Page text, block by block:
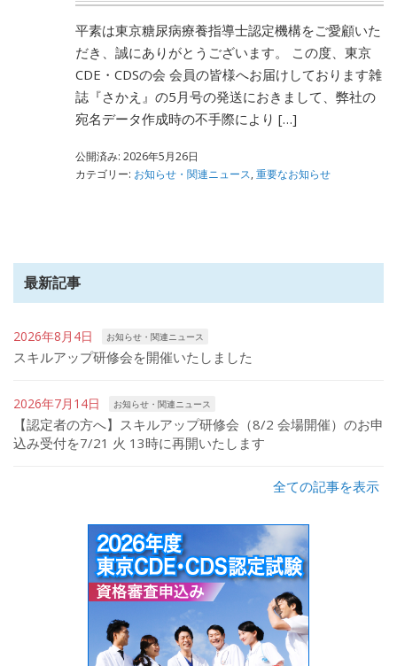
平素は東京糖尿病療養指導士認定機構をご愛顧いた
だき、誠にありがとうございます。 この度、東京
CDE・CDSの会 会員の皆様へお届けしております雑
誌『さかえ』の5月号の発送におきまして、弊社の
宛名データ作成時の不手際により […]
公開済み: 2026年5月26日
カテゴリー: お知らせ・関連ニュース, 重要なお知らせ
最新記事
2026年8月4日 お知らせ・関連ニュース
スキルアップ研修会を開催いたしました
2026年7月14日 お知らせ・関連ニュース
【認定者の方へ】スキルアップ研修会（8/2 会場開催）のお申
込み受付を7/21 火 13時に再開いたします
全ての記事を表示